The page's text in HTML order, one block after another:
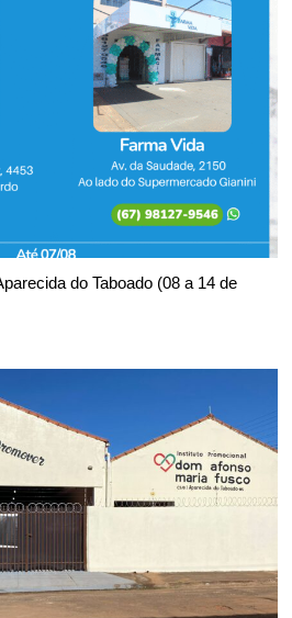
do Taboado (08 a 14 de